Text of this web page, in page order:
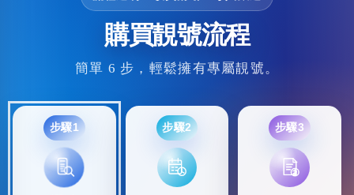
購買靚號流程
簡單 6 步，輕鬆擁有專屬靚號。
步驟1 步驟2 步驟3